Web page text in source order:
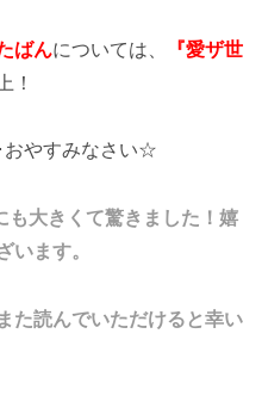
ばんについては、
『愛ザ世
！
おやすみなさい☆
も大きくて驚きました！嬉
います。
た読んでいただけると幸い